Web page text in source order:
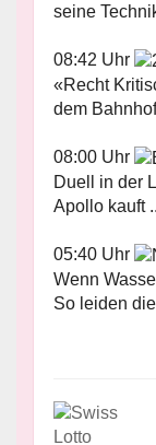
seine
08:42 Uhr
«Recht
dem
08:00 Uhr
Duell in der
Apollo kauft
05:40 Uhr
Wenn
So leiden